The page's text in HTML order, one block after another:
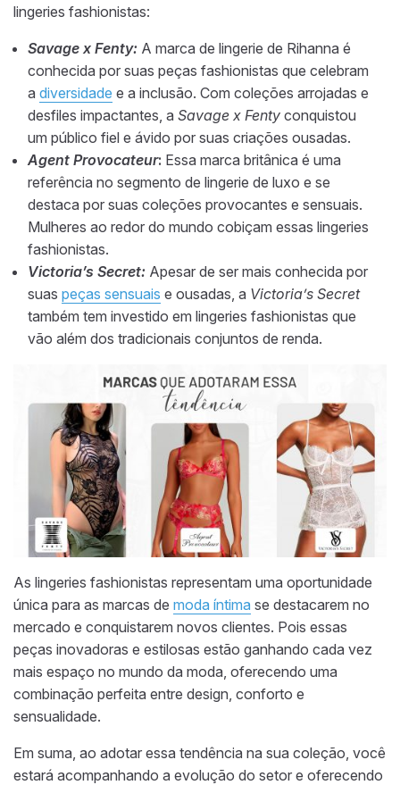
lingeries fashionistas:
Savage x Fenty: A marca de lingerie de Rihanna é
conhecida por suas peças fashionistas que celebram
a diversidade e a inclusão. Com coleções arrojadas e
desfiles impactantes, a Savage x Fenty conquistou
um público fiel e ávido por suas criações ousadas.
Agent Provocateur: Essa marca britânica é uma
referência no segmento de lingerie de luxo e se
destaca por suas coleções provocantes e sensuais.
Mulheres ao redor do mundo cobiçam essas lingeries
fashionistas.
Victoria’s Secret: Apesar de ser mais conhecida por
suas peças sensuais e ousadas, a Victoria’s Secret
também tem investido em lingeries fashionistas que
vão além dos tradicionais conjuntos de renda.
As lingeries fashionistas representam uma oportunidade
única para as marcas de moda íntima se destacarem no
mercado e conquistarem novos clientes. Pois essas
peças inovadoras e estilosas estão ganhando cada vez
mais espaço no mundo da moda, oferecendo uma
combinação perfeita entre design, conforto e
sensualidade.
Em suma, ao adotar essa tendência na sua coleção, você
estará acompanhando a evolução do setor e oferecendo